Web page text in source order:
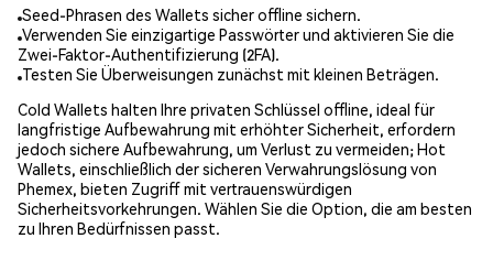
Seed-Phrasen des Wallets sicher offline sichern.
Verwenden Sie einzigartige Passwörter und aktivieren Sie die
Zwei-Faktor-Authentifizierung (2FA).
Testen Sie Überweisungen zunächst mit kleinen Beträgen.
Cold Wallets halten Ihre privaten Schlüssel offline, ideal für
langfristige Aufbewahrung mit erhöhter Sicherheit, erfordern
jedoch sichere Aufbewahrung, um Verlust zu vermeiden; Hot
Wallets, einschließlich der sicheren Verwahrungslösung von
Phemex, bieten Zugriff mit vertrauenswürdigen
Sicherheitsvorkehrungen. Wählen Sie die Option, die am besten
zu Ihren Bedürfnissen passt.